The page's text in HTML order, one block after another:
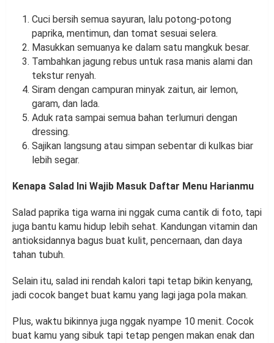
Cuci bersih semua sayuran, lalu potong-potong
paprika, mentimun, dan tomat sesuai selera.
Masukkan semuanya ke dalam satu mangkuk besar.
Tambahkan jagung rebus untuk rasa manis alami dan
tekstur renyah.
Siram dengan campuran minyak zaitun, air lemon,
garam, dan lada.
Aduk rata sampai semua bahan terlumuri dengan
dressing.
Sajikan langsung atau simpan sebentar di kulkas biar
lebih segar.
Kenapa Salad Ini Wajib Masuk Daftar Menu Harianmu
Salad paprika tiga warna ini nggak cuma cantik di foto, tapi
juga bantu kamu hidup lebih sehat. Kandungan vitamin dan
antioksidannya bagus buat kulit, pencernaan, dan daya
tahan tubuh.
Selain itu, salad ini rendah kalori tapi tetap bikin kenyang,
jadi cocok banget buat kamu yang lagi jaga pola makan.
Plus, waktu bikinnya juga nggak nyampe 10 menit. Cocok
buat kamu yang sibuk tapi tetap pengen makan enak dan